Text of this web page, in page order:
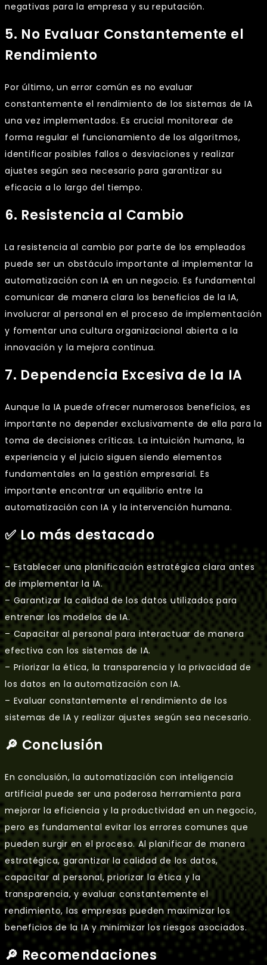
negativas para la empresa y su reputación.
5. No Evaluar Constantemente el
Rendimiento
Por último, un error común es no evaluar
constantemente el rendimiento de los sistemas de IA
una vez implementados. Es crucial monitorear de
forma regular el funcionamiento de los algoritmos,
identificar posibles fallos o desviaciones y realizar
ajustes según sea necesario para garantizar su
eficacia a lo largo del tiempo.
6. Resistencia al Cambio
La resistencia al cambio por parte de los empleados
puede ser un obstáculo importante al implementar la
automatización con IA en un negocio. Es fundamental
comunicar de manera clara los beneficios de la IA,
involucrar al personal en el proceso de implementación
y fomentar una cultura organizacional abierta a la
innovación y la mejora continua.
7. Dependencia Excesiva de la IA
Aunque la IA puede ofrecer numerosos beneficios, es
importante no depender exclusivamente de ella para la
toma de decisiones críticas. La intuición humana, la
experiencia y el juicio siguen siendo elementos
fundamentales en la gestión empresarial. Es
importante encontrar un equilibrio entre la
automatización con IA y la intervención humana.
✅ Lo más destacado
– Establecer una planificación estratégica clara antes
de implementar la IA.
– Garantizar la calidad de los datos utilizados para
entrenar los modelos de IA.
– Capacitar al personal para interactuar de manera
efectiva con los sistemas de IA.
– Priorizar la ética, la transparencia y la privacidad de
los datos en la automatización con IA.
– Evaluar constantemente el rendimiento de los
sistemas de IA y realizar ajustes según sea necesario.
🔎 Conclusión
En conclusión, la automatización con inteligencia
artificial puede ser una poderosa herramienta para
mejorar la eficiencia y la productividad en un negocio,
pero es fundamental evitar los errores comunes que
pueden surgir en el proceso. Al planificar de manera
estratégica, garantizar la calidad de los datos,
capacitar al personal, priorizar la ética y la
transparencia, y evaluar constantemente el
rendimiento, las empresas pueden maximizar los
beneficios de la IA y minimizar los riesgos asociados.
🔎 Recomendaciones